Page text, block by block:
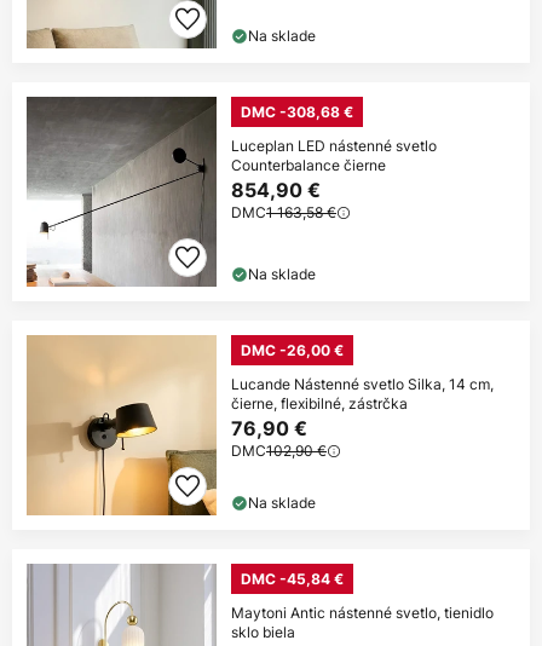
Na sklade
DMC -308,68 €
Luceplan LED nástenné svetlo
Counterbalance čierne
854,90 €
DMC1 163,58 €
Na sklade
DMC -26,00 €
Lucande Nástenné svetlo Silka, 14 cm,
čierne, flexibilné, zástrčka
76,90 €
DMC102,90 €
Na sklade
DMC -45,84 €
Maytoni Antic nástenné svetlo, tienidlo
sklo biela